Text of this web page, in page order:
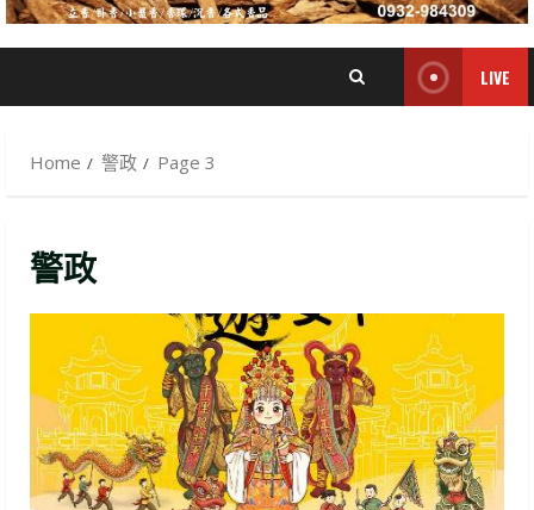
LIVE
Home 警政 Page 3
警政